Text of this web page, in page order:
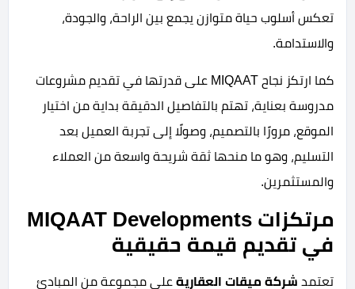
تعكس أسلوب حياة متوازن يجمع بين الراحة، والجودة،
والاستدامة.
كما ارتكز نجاح MIQAAT على قدرتها في تقديم مشروعات
مدروسة بعناية، تهتم بالتفاصيل الدقيقة بداية من اختيار
الموقع، مرورًا بالتصميم، وصولًا إلى تجربة العميل بعد
التسليم، وهو ما منحها ثقة شريحة واسعة من العملاء
والمستثمرين.
مرتكزات MIQAAT Developments
في تقديم قيمة حقيقية
تعتمد شركة ميقات العقارية على مجموعة من المبادئ